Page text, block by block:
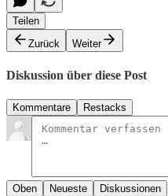
Teilen
Zurück
Weiter
Diskussion über diese Post
Kommentare Restacks
Oben Neueste Diskussionen